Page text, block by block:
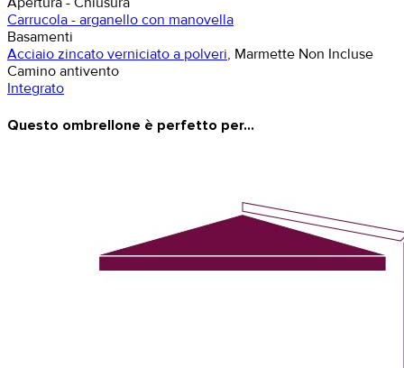
Carrucola - arganello con manovella
Basamenti
Acciaio zincato verniciato a polveri, Marmette Non Incluse
Camino antivento
Integrato
Questo ombrellone è perfetto per...